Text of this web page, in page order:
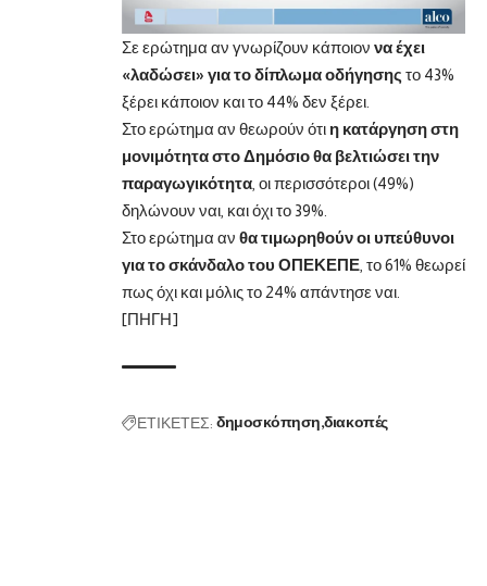
Σε ερώτημα αν γνωρίζουν κάποιον να έχει
«λαδώσει» για το δίπλωμα οδήγησης το 43%
ξέρει κάποιον και το 44% δεν ξέρει.
Στο ερώτημα αν θεωρούν ότι η κατάργηση στη
μονιμότητα στο Δημόσιο θα βελτιώσει την
παραγωγικότητα , οι περισσότεροι (49%)
δηλώνουν ναι, και όχι το 39%.
Στο ερώτημα αν θα τιμωρηθούν οι υπεύθυνοι
για το σκάνδαλο του ΟΠΕΚΕΠΕ , το 61% θεωρεί
πως όχι και μόλις το 24% απάντησε ναι.
[ΠΗΓΗ]
ΕΤΙΚΕΤΕΣ: δημοσκόπηση διακοπές